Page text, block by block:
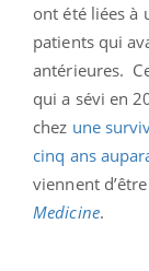
ont été liées à
patients qui
antérieures.
qui a sévi en
chez une
cinq ans
viennent
Medicine.